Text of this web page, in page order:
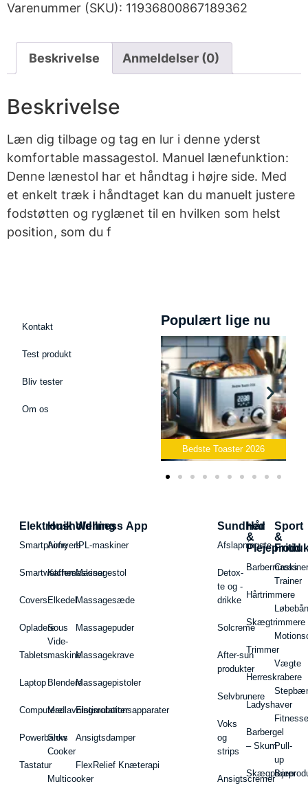
Varenummer (SKU): 11936800867189362
Beskrivelse Anmeldelser (0)
Beskrivelse
Læn dig tilbage og tag en lur i denne yderst
komfortable massagestol. Manuel lænefunktion:
Denne lænestol har et håndtag i højre side. Med
et enkelt træk i håndtaget kan du manuelt justere
fodstøtten og ryglænet til en hvilken som helst
position, som du f
Kontakt
Test produkt
Bliv tester
Om os
Populært lige nu
Bedste Toaster 2026
Elektronik
Smartphone
Smartwatches
Covers
Opladere
Tablets
Laptop
Computere
Powerbanks
Tastatur
Husholdning
Airfryers
Kaffemaskiner
Elkedel
Sous
Vide-
maskine
Blendere
Madlavningsrobotter
Slow
Cooker
Multicooker
Wellness App
IPL-maskiner
Massagestol
Massagesæde
Massagepuder
Massagekrave
Massagepistoler
Elstimulationsapparater
Ansigtsdamper
FlexRelief Knæterapi
Sundhed
Afslapningste
Detox-
te og -
drikke
Solcreme
After-sun
produkter
Selvbrunere
Voks
og
strips
Ansigtscremer
Hår
&
Hårtrimmere
Skægtrimmere
Trimmer
Herreskrabere
Ladyshaver
Barbergel
– Skum
Sport
&
Fritid
Cross
Trainer
Vægte
Pull-
up
Barer